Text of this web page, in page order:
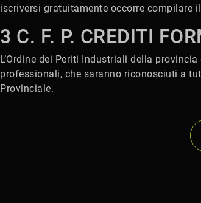
iscriversi gratuitamente occorre compilare
3 C. F. P. CREDITI
L’Ordine dei Periti Industriali della
professionali, che saranno riconosciuti a
Provinciale.